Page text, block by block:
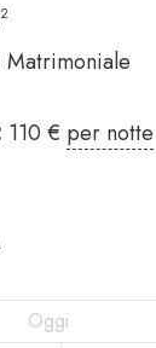
Matrimoniale
110 € per notte
Oggi